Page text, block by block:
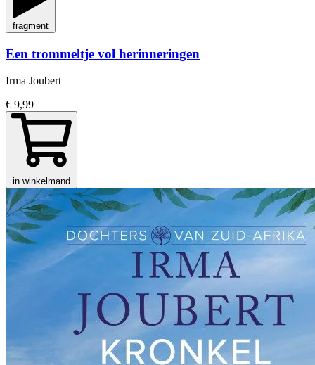
fragment
Een trommeltje vol herinneringen
Irma Joubert
€ 9,99
in winkelmand